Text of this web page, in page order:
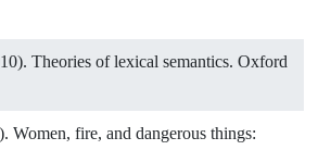
Theories of lexical semantics. Oxford
Women, fire, and dangerous things: